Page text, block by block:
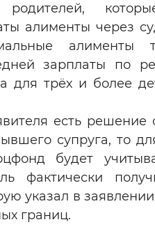
родителей,
алименты через
алименты
зарплаты по
для трёх и более
есть решение
супруга, то
будет
фактически
указал в
границ.